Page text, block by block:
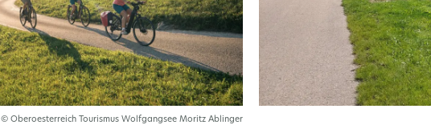
© Oberoesterreich Tourismus Wolfgangsee Moritz Ablinger